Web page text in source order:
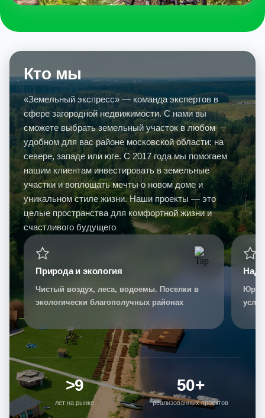
Кто мы
«Земельный экспресс» — команда экспертов в
сфере загородной недвижимости. С нами вы
сможете выбрать земельный участок в любом
удобном для вас районе московской области: на
севере, западе или юге. С 2017 года мы помогаем
нашим клиентам инвестировать в земельные
участки и воплощать мечты о новом доме и
уникальном стиле жизни. Наши проекты — это
целые пространства для комфортной жизни и
счастливого будущего
Природа и экология
Чистый воздух, леса, водоемы. Поселки в
экологически благополучных районах
>9
лет на рынке
50+
реализованных проектов